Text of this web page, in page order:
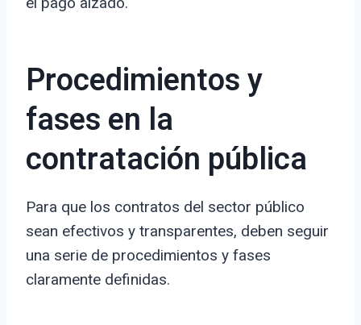
Procedimientos y
fases en la
contratación pública
Para que los contratos del sector público
sean efectivos y transparentes, deben seguir
una serie de procedimientos y fases
claramente definidas.